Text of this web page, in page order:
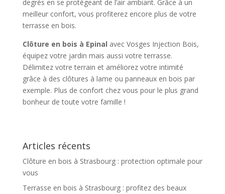
degrés en se protégeant de l’air ambiant. Grâce à un
meilleur confort, vous profiterez encore plus de votre
terrasse en bois.
Clôture en bois à Epinal avec Vosges Injection Bois,
équipez votre jardin mais aussi votre terrasse.
Délimitez votre terrain et améliorez votre intimité
grâce à des clôtures à lame ou panneaux en bois par
exemple. Plus de confort chez vous pour le plus grand
bonheur de toute votre famille !
Articles récents
Clôture en bois à Strasbourg : protection optimale pour
vous
Terrasse en bois à Strasbourg : profitez des beaux